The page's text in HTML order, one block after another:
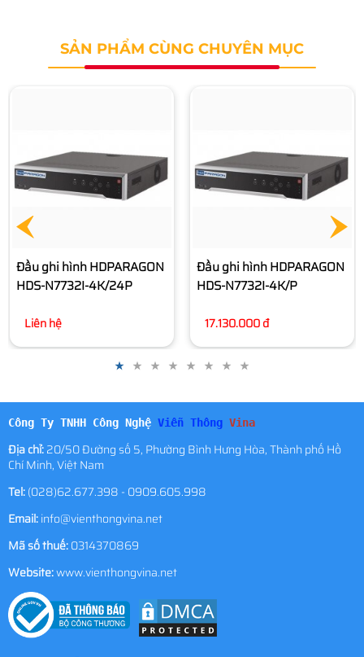
SẢN PHẨM CÙNG CHUYÊN MỤC
Đầu ghi hình HDPARAGON
HDS-N7732I-4K/P
17.130.000 đ
12.840.000 đ
Công Ty TNHH Công Nghệ Viễn Thông Vina
Địa chỉ:20/50 Đường số 5, Phường Bình Hưng Hòa, Thành phố Hồ
Chí Minh, Việt Nam
Tel:(028)62.677.398 - 0909.605.998
Email:info@vienthongvina.net
Mã số thuế:0314370869
Website:www.vienthongvina.net